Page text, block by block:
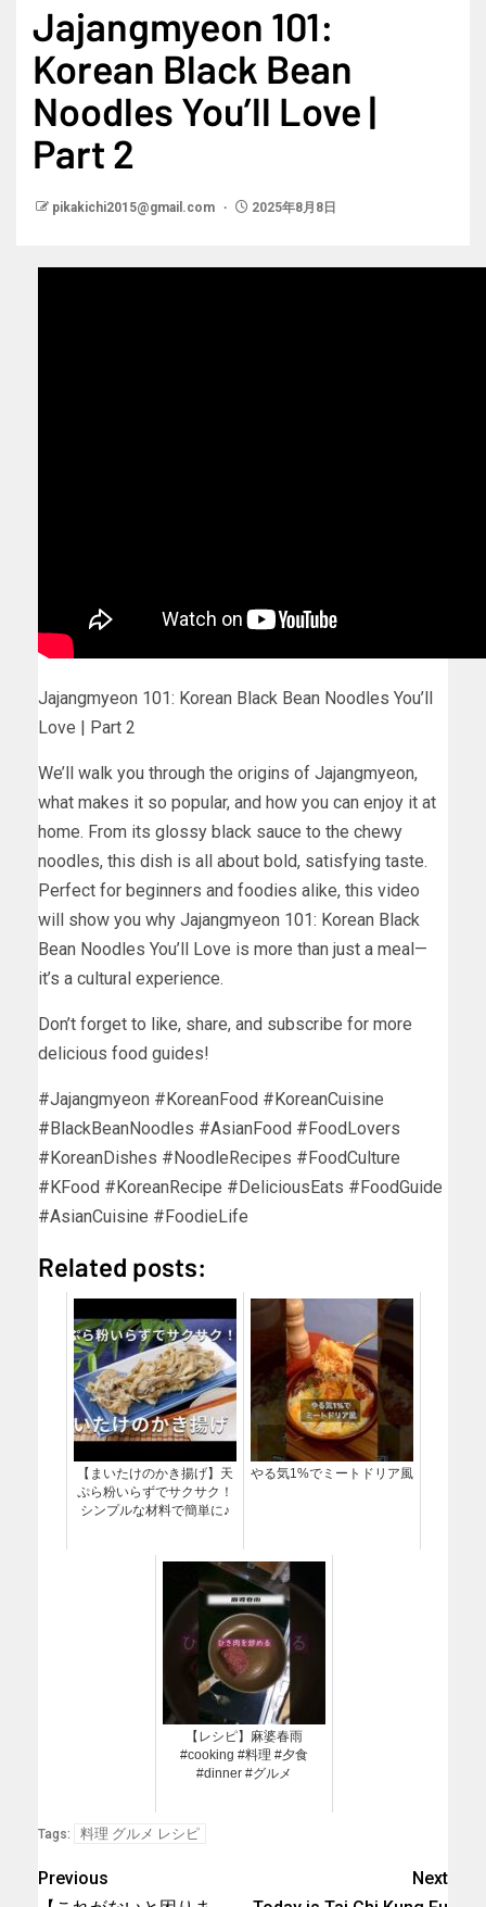
Jajangmyeon 101:
Korean Black Bean
Noodles You’ll Love |
Part 2
pikakichi2015@gmail.com 2025年8月8日
Jajangmyeon 101: Korean Black Bean Noodles You’ll
Love | Part 2
We’ll walk you through the origins of Jajangmyeon,
what makes it so popular, and how you can enjoy it at
home. From its glossy black sauce to the chewy
noodles, this dish is all about bold, satisfying taste.
Perfect for beginners and foodies alike, this video
will show you why Jajangmyeon 101: Korean Black
Bean Noodles You’ll Love is more than just a meal—
it’s a cultural experience.
Don’t forget to like, share, and subscribe for more
delicious food guides!
#Jajangmyeon #KoreanFood #KoreanCuisine
#BlackBeanNoodles #AsianFood #FoodLovers
#KoreanDishes #NoodleRecipes #FoodCulture
#KFood #KoreanRecipe #DeliciousEats #FoodGuide
#AsianCuisine #FoodieLife
Related posts:
【まいたけのかき揚げ】天
ぷら粉いらずでサクサク！
シンプルな材料で簡単に♪
やる気1%でミートドリア風
【レシピ】麻婆春雨
#cooking #料理 #夕食
#dinner #グルメ
Tags: 料理 グルメ レシピ
Previous
Next